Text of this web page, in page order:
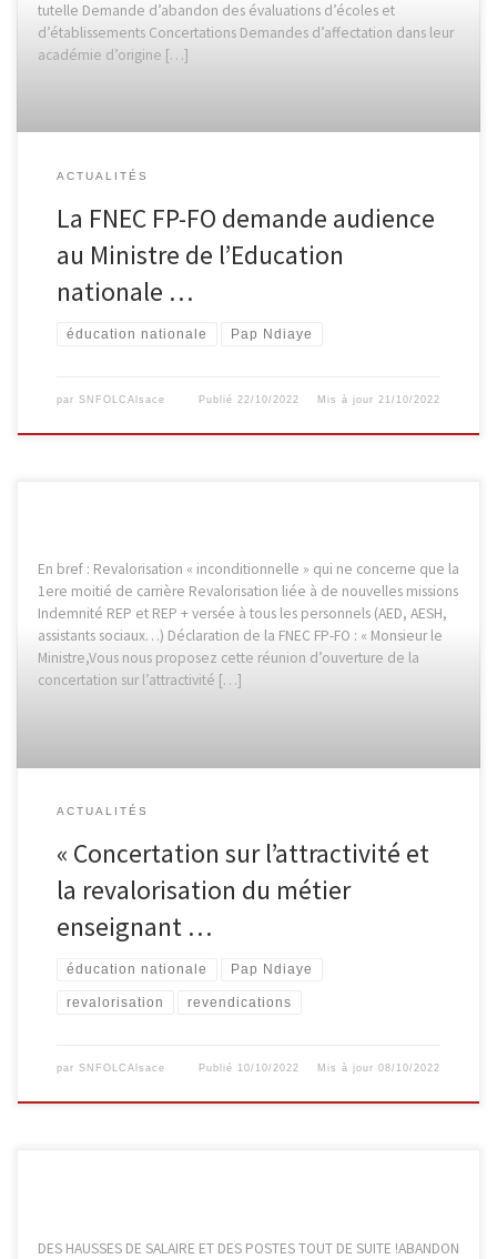
tutelle Demande d’abandon des évaluations d’écoles et
d’établissements Concertations Demandes d’affectation dans leur
académie d’origine […]
ACTUALITÉS
La FNEC FP-FO demande audience
au Ministre de l’Education
nationale …
éducation nationale Pap Ndiaye
par SNFOLCAlsace Publié 22/10/2022 Mis à jour 21/10/2022
En bref : Revalorisation « inconditionnelle » qui ne concerne que la
1ere moitié de carrière Revalorisation liée à de nouvelles missions
Indemnité REP et REP + versée à tous les personnels (AED, AESH,
assistants sociaux…) Déclaration de la FNEC FP-FO : « Monsieur le
Ministre,Vous nous proposez cette réunion d’ouverture de la
concertation sur l’attractivité […]
ACTUALITÉS
« Concertation sur l’attractivité et
la revalorisation du métier
enseignant …
éducation nationale Pap Ndiaye
revalorisation revendications
par SNFOLCAlsace Publié 10/10/2022 Mis à jour08/10/2022
DES HAUSSES DE SALAIRE ET DES POSTES TOUT DE SUITE !ABANDON